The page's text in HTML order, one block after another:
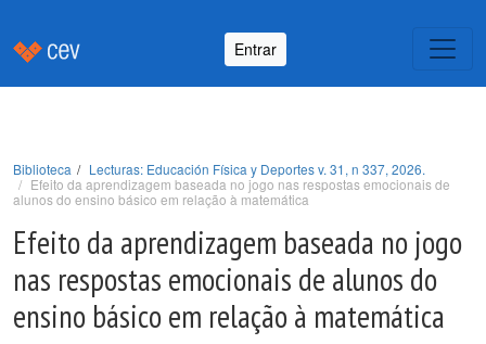
Entrar
Biblioteca
Lecturas: Educación Física y Deportes v. 31, n 337, 2026.
Efeito da aprendizagem baseada no jogo nas respostas emocionais de
alunos do ensino básico em relação à matemática
Efeito da aprendizagem baseada no jogo
nas respostas emocionais de alunos do
ensino básico em relação à matemática